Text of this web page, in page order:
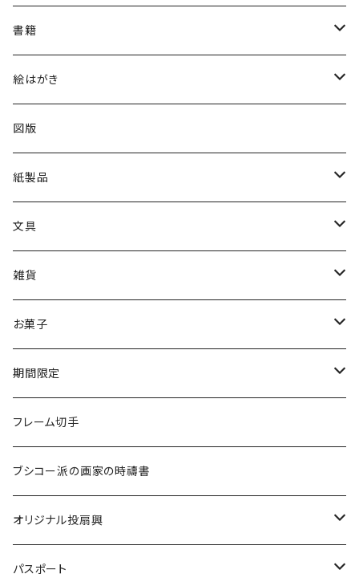
絵はがき
2024印象派展
2025日本画家 長谷川喜久展
陶磁器
図録
出品作家商品
カレンダー
メガネ拭き
クリアファイル
2024印象派展
書籍
図録
冊子
絵はがき
所蔵品絵はがき
日本画
洋画
分館爲三郎記念館絵はがき
展覧会限定
印象派展
山本眞輔・澄江・真希展2026
図版
紙製品
一筆箋
その他
文具
筆記用具
クリアファイル
リングノート（A5サイズ）
一筆箋
ブックマーク
雑貨
あぶらとり紙
懐紙
ストラップ
ハンカチ
マグネット
缶バッジ
お菓子
7D
ドライマンゴー
チョコレートマンゴー
７D
スペシャルティコーヒー
焼き菓子
水
期間限定
受注生産
フレーム切手
ブシコー派の画家の時禱書
オリジナル投扇興
投扇興セット（道具一式）
パスポート